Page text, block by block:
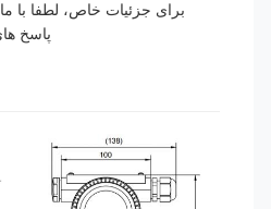
برای جزئیات خاص، لطفا با ما
پاسخ های